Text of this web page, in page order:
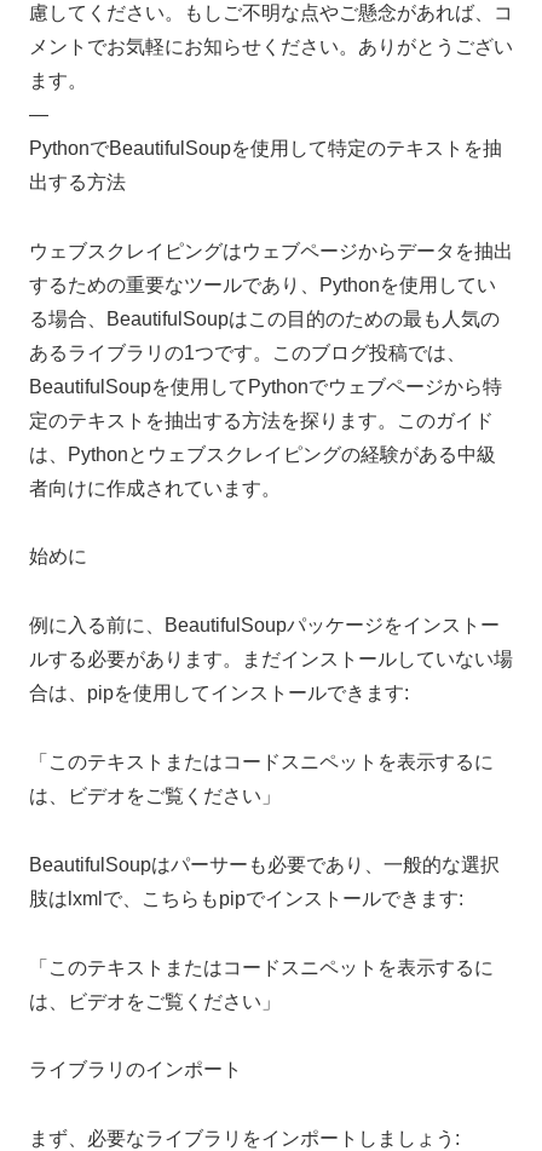
慮してください。もしご不明な点やご懸念があれば、コ
メントでお気軽にお知らせください。ありがとうござい
ます。
—
PythonでBeautifulSoupを使用して特定のテキストを抽
出する方法
ウェブスクレイピングはウェブページからデータを抽出
するための重要なツールであり、Pythonを使用してい
る場合、BeautifulSoupはこの目的のための最も人気の
あるライブラリの1つです。このブログ投稿では、
BeautifulSoupを使用してPythonでウェブページから特
定のテキストを抽出する方法を探ります。このガイド
は、Pythonとウェブスクレイピングの経験がある中級
者向けに作成されています。
始めに
例に入る前に、BeautifulSoupパッケージをインストー
ルする必要があります。まだインストールしていない場
合は、pipを使用してインストールできます:
「このテキストまたはコードスニペットを表示するに
は、ビデオをご覧ください」
BeautifulSoupはパーサーも必要であり、一般的な選択
肢はlxmlで、こちらもpipでインストールできます:
「このテキストまたはコードスニペットを表示するに
は、ビデオをご覧ください」
ライブラリのインポート
まず、必要なライブラリをインポートしましょう: